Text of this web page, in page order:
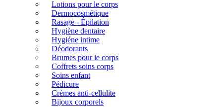
Lotions pour le corps
Dermocosmétique
Rasage - Épilation
Hygiène dentaire
Hygiéne intime
Déodorants
Brumes pour le corps
Coffrets soins corps
Soins enfant
Pédicure
Crèmes anti-cellulite
Bijoux corporels